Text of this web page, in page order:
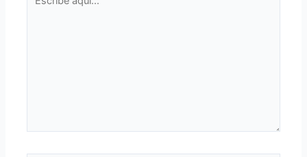
aquí...